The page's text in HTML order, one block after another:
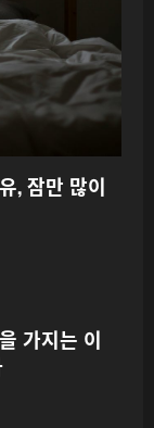
, 잠만 많이
가지는 이